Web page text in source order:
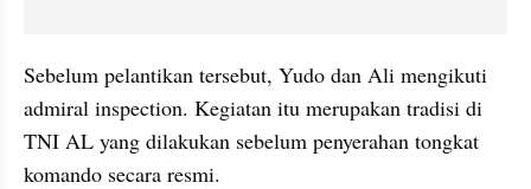
Sebelum pelantikan tersebut, Yudo dan Ali mengikuti
admiral inspection. Kegiatan itu merupakan tradisi di
TNI AL yang dilakukan sebelum penyerahan tongkat
komando secara resmi.